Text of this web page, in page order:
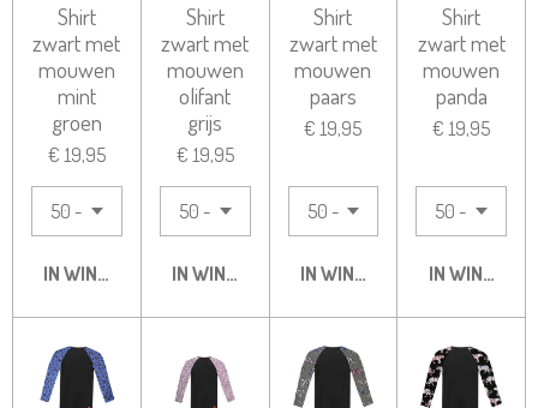
Shirt
zwart met
mouwen
mint
groen
€ 19,95
IN WINKELWAGEN
Shirt
zwart met
mouwen
olifant
grijs
€ 19,95
IN WINKELWAGEN
Shirt
zwart met
mouwen
paars
€ 19,95
IN WINKELWAGEN
Shirt
zwart met
mouwen
panda
€ 19,95
IN